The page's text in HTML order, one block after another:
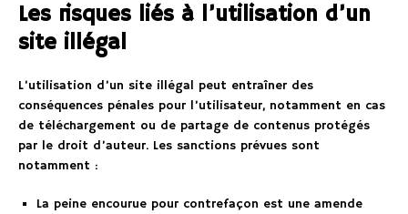
Les risques liés à l’utilisation d’un
site illégal
L’utilisation d’un site illégal peut entraîner des
conséquences pénales pour l’utilisateur, notamment en cas
de téléchargement ou de partage de contenus protégés
par le droit d’auteur. Les sanctions prévues sont
notamment :
La peine encourue pour contrefaçon est une amende